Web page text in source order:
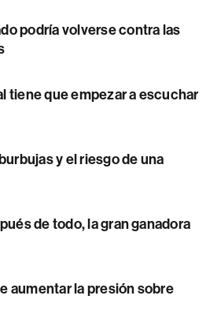
podría volverse contra las
tiene que empezar a escuchar
y el riesgo de una
de todo, la gran ganadora
aumentar la presión sobre